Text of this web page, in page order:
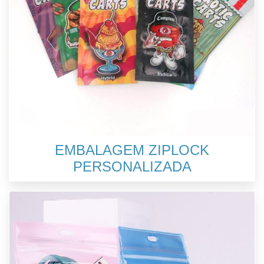
EMBALAGEM ZIPLOCK
PERSONALIZADA